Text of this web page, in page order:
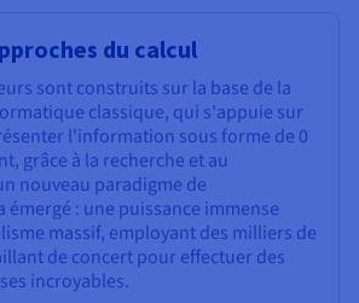
du calcul
sont construits sur la base de la
classique, qui s'appuie sur
l'information sous forme de 0
grâce à la recherche et au
nouveau paradigme de
: une puissance immense
massif, employant des milliers de
de concert pour effectuer des
incroyables.